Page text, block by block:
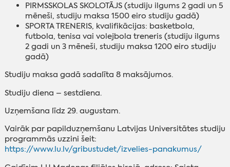
PIRMSSKOLAS SKOLOTĀJS (studiju ilgums 2 gadi un 5
mēneši, studiju maksa 1500 eiro studiju gadā)
SPORTA TRENERIS, kvalifikācijas: basketbola,
futbola, tenisa vai volejbola treneris (studiju ilgums
2 gadi un 3 mēneši, studiju maksa 1200 eiro studiju
gadā)
Studiju maksa gadā sadalīta 8 maksājumos.
Studiju diena – sestdiena.
Uzņemšana līdz 29. augustam.
Vairāk par papilduzņemšanu Latvijas Universitātes studiju
programmās uzzini šeit:
https://www.lu.lv/gribustudet/izvelies-panakumus/